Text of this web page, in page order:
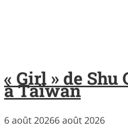
« Girl » de
à Taïwan
6 août 20266 août 2026